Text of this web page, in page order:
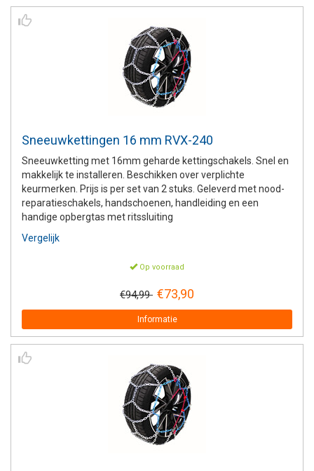
Sneeuwkettingen 16 mm RVX-240
Sneeuwketting met 16mm geharde kettingschakels. Snel en
makkelijk te installeren. Beschikken over verplichte
keurmerken. Prijs is per set van 2 stuks. Geleverd met nood-
reparatieschakels, handschoenen, handleiding en een
handige opbergtas met ritssluiting
Vergelijk
Op voorraad
€94,99 €73,90
Informatie